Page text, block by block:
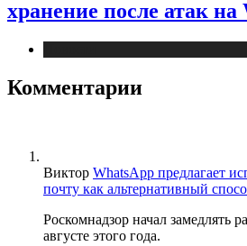
хранение после атак на
Комментарии
Виктор WhatsApp предлагает
почту как альтернативный
Роскомнадзор начал замедлять
августе этого года.